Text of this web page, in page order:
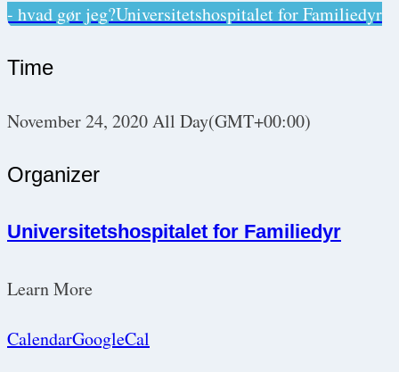
- hvad gør jeg?Universitetshospitalet for Familiedyr
Time
November 24, 2020All Day(GMT+00:00)
Organizer
Universitetshospitalet for Familiedyr
Learn More
CalendarGoogleCal